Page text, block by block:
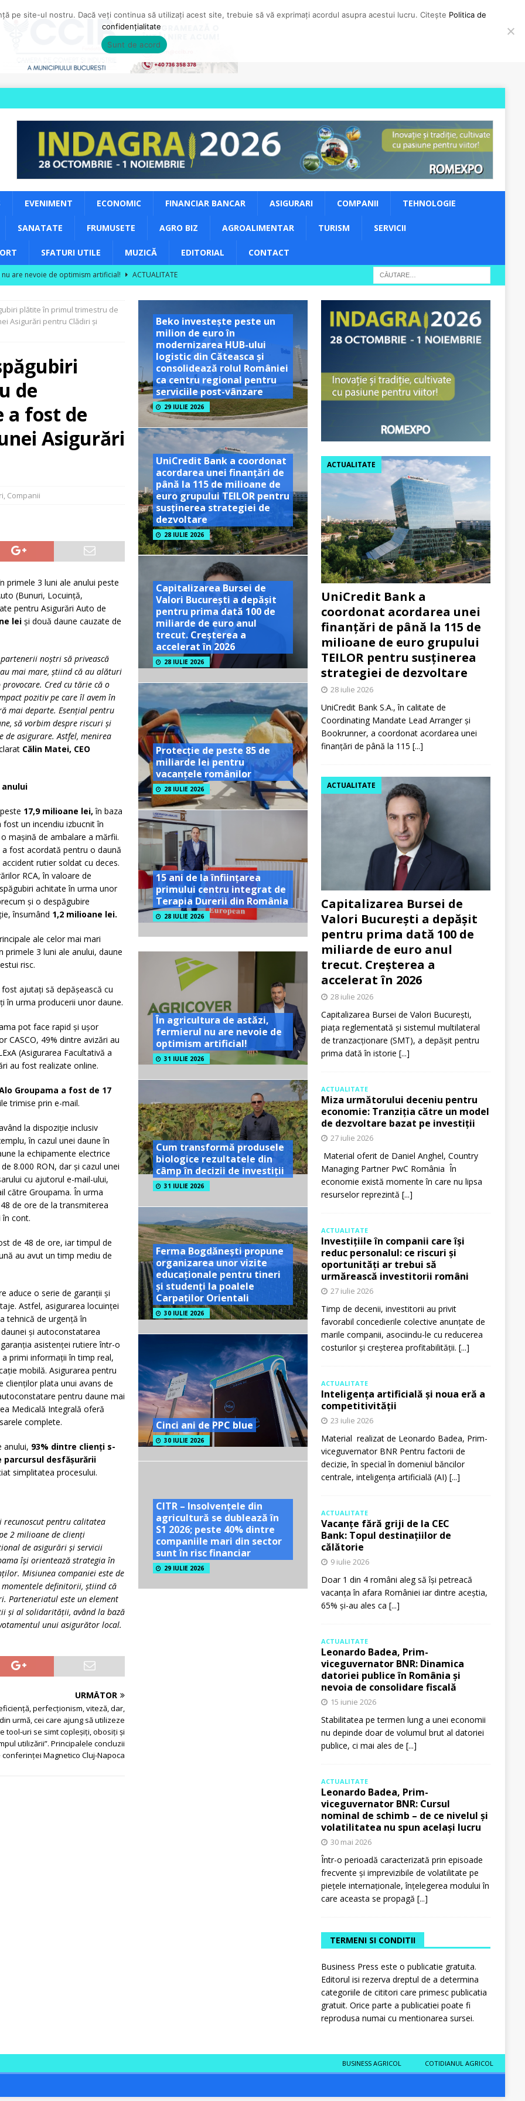
EVENIMENT ECONOMIC FINANCIAR BANCAR ASIGURARI COMPANII TEHNOLOGIE
SANATATE FRUMUSETE AGRO BIZ AGROALIMENTAR TURISM SERVICII
SFATURI UTILE MUZICĂ EDITORIAL CONTACT
are nevoie de optimism artificial!
ACTUALITATE
unor vizite educaționale pentru tineri și studenți la poalele
se dublează în S1 2026; peste 40% dintre companiile mari din sector
plătite în primul trimestru de
Asigurări pentru Clădiri și
de
a fost de
Asigurări
, Companii
primele 3 luni ale anului peste
(Bunuri, Locuință,
pentru Asigurări Auto de
leiși două daune cauzate de
noștri să privească
mai mare, știind că au alături
Cred cu tărie că o
pozitiv pe care îl avem în
mai departe. Esențial pentru
să vorbim despre riscuri și
de asigurare. Astfel, menirea
Călin Matei, CEO
17,9 milioane lei, în baza
fost un incendiu izbucnit în
mașină de ambalare a mărfii.
a fost acordată pentru o daună
rutier soldat cu deces.
RCA, în valoare de
achitate în urma unor
și o despăgubire
însumând 1,2 milioane lei.
ale celor mai mari
3 luni ale anului, daune
risc.
ajutați să depășească cu
în urma producerii unor daune.
pot face rapid și ușor
CASCO, 49% dintre avizări au
(Asigurarea Facultativă a
au fost realizate online.
Groupama a fost de 17
trimise prin e-mail.
la dispoziție inclusiv
în cazul unei daune în
la echipamente electrice
8.000 RON, dar și cazul unei
cu ajutorul e-mail-ului,
către Groupama. În urma
de ore de la transmiterea
cont.
de 48 de ore, iar timpul de
au avut un timp mediu de
aduce o serie de garanții și
Astfel, asigurarea locuinței
tehnică de urgență în
și autoconstatarea
asistenței rutiere într-o
primi informații în timp real,
mobilă. Asigurarea pentru
clienților plata unui avans de
pentru daune mai
Medicală Integrală oferă
complete.
anului, 93% dintre clienți s-
parcursul desfășurării
simplitatea procesului.
recunoscut pentru calitatea
2 milioane de clienţi
de asigurări şi servicii
își orientează strategia în
Misiunea companiei este de
definitorii, știind că
Parteneriatul este un element
și al solidarității, având la bază
unui asigurător local.
URMĂTOR
perfecționism, viteză, dar,
urmă, cei care ajung să utilizeze
tool-uri se simt copleșiți, obosiți și
utilizării”. Principalele concluzii
conferinței Magnetico Cluj-Napoca
Beko investește peste un
milion de euro în
modernizarea HUB-ului
logistic din Căteasca și
consolidează rolul României
ca centru regional pentru
serviciile post-vânzare
29 IULIE 2026
UniCredit Bank a coordonat
acordarea unei finanțări de
până la 115 de milioane de
euro grupului TEILOR pentru
susținerea strategiei de
dezvoltare
28 IULIE 2026
Capitalizarea Bursei de
Valori București a depășit
pentru prima dată 100 de
miliarde de euro anul
trecut. Creșterea a
accelerat în 2026
28 IULIE 2026
Protecție de peste 85 de
miliarde lei pentru
vacanțele românilor
28 IULIE 2026
15 ani de la înființarea
primului centru integrat de
Terapia Durerii din România
28 IULIE 2026
În agricultura de astăzi,
fermierul nu are nevoie de
optimism artificial!
31 IULIE 2026
Cum transformă produsele
biologice rezultatele din
câmp în decizii de investiții
31 IULIE 2026
Ferma Bogdănești propune
organizarea unor vizite
educaționale pentru tineri
și studenți la poalele
Carpaților Orientali
30 IULIE 2026
Cinci ani de PPC blue
30 IULIE 2026
CITR – Insolvențele din
agricultură se dublează în
S1 2026; peste 40% dintre
companiile mari din sector
sunt în risc financiar
29 IULIE 2026
UniCredit Bank a
coordonat acordarea unei
finanțări de până la 115 de
milioane de euro grupului
TEILOR pentru susținerea
strategiei de dezvoltare
ACTUALITATE
28 iulie 2026
UniCredit Bank S.A., în calitate de
Coordinating Mandate Lead Arranger și
Bookrunner, a coordonat acordarea unei
finanțări de până la 115 [...]
Capitalizarea Bursei de
Valori București a depășit
pentru prima dată 100 de
miliarde de euro anul
trecut. Creșterea a
accelerat în 2026
ACTUALITATE
28 iulie 2026
Capitalizarea Bursei de Valori București,
piața reglementată și sistemul multilateral
de tranzacționare (SMT), a depășit pentru
prima dată în istorie [...]
ACTUALITATE
Miza următorului deceniu pentru
economie: Tranziția către un model
de dezvoltare bazat pe investiții
27 iulie 2026
Material oferit de Daniel Anghel, Country
Managing Partner PwC România În
economie există momente în care nu lipsa
resurselor reprezintă [...]
ACTUALITATE
Investițiile în companii care își
reduc personalul: ce riscuri și
oportunități ar trebui să
urmărească investitorii români
27 iulie 2026
Timp de decenii, investitorii au privit
favorabil concedierile colective anunțate de
marile companii, asociindu-le cu reducerea
costurilor și creșterea profitabilității. [...]
ACTUALITATE
Inteligența artificială și noua eră a
competitivității
23 iulie 2026
Material realizat de Leonardo Badea, Prim-
viceguvernator BNR Pentru factorii de
decizie, în special în domeniul băncilor
centrale, inteligența artificială (AI) [...]
ACTUALITATE
Vacanțe fără griji de la CEC
Bank: Topul destinațiilor de
călătorie
9 iulie 2026
Doar 1 din 4 români aleg să își petreacă
vacanța în afara României iar dintre aceștia,
65% și-au ales ca [...]
ACTUALITATE
Leonardo Badea, Prim-
viceguvernator BNR: Dinamica
datoriei publice în România și
nevoia de consolidare fiscală
15 iunie 2026
Stabilitatea pe termen lung a unei economii
nu depinde doar de volumul brut al datoriei
publice, ci mai ales de [...]
ACTUALITATE
Leonardo Badea, Prim-
viceguvernator BNR: Cursul
nominal de schimb – de ce nivelul și
volatilitatea nu spun același lucru
30 mai 2026
Într-o perioadă caracterizată prin episoade
frecvente și imprevizibile de volatilitate pe
piețele internaționale, înțelegerea modului în
care aceasta se propagă [...]
TERMENI SI CONDITII
Business Press este o publicatie gratuita.
Editorul isi rezerva dreptul de a determina
categoriile de cititori care primesc publicatia
gratuit. Orice parte a publicatiei poate fi
reprodusa numai cu mentionarea sursei.
BUSINESS AGRICOL COTIDIANUL AGRICOL
pe site-ul nostru. Dacă veți continua să utilizați acest site, trebuie să vă exprimați acordul asupra acestui lucru. Citește Politica de
confidențialitate
Sunt de acord